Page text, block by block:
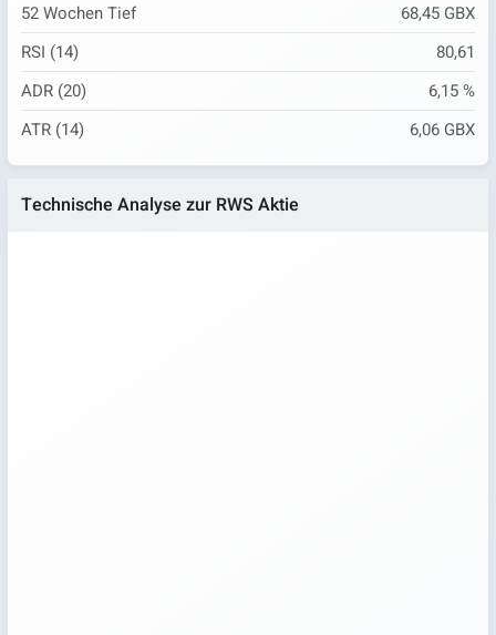
52 Wochen Tief
68,45 GBX
RSI (14)
80,61
ADR (20)
6,15 %
ATR (14)
6,06 GBX
Technische Analyse zur RWS Aktie